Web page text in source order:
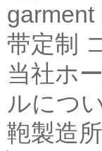
garment
带定制
当社ホ
ルにつ
鞄製造所